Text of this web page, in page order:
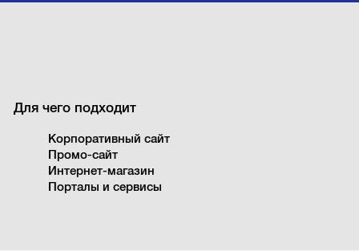
Для чего подходит
Корпоративный сайт
Промо-сайт
Интернет-магазин
Порталы и сервисы